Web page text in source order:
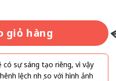
giỏ hàng
có sự sáng tạo riêng, vì vậy
lệch nhẹ so với hình ảnh